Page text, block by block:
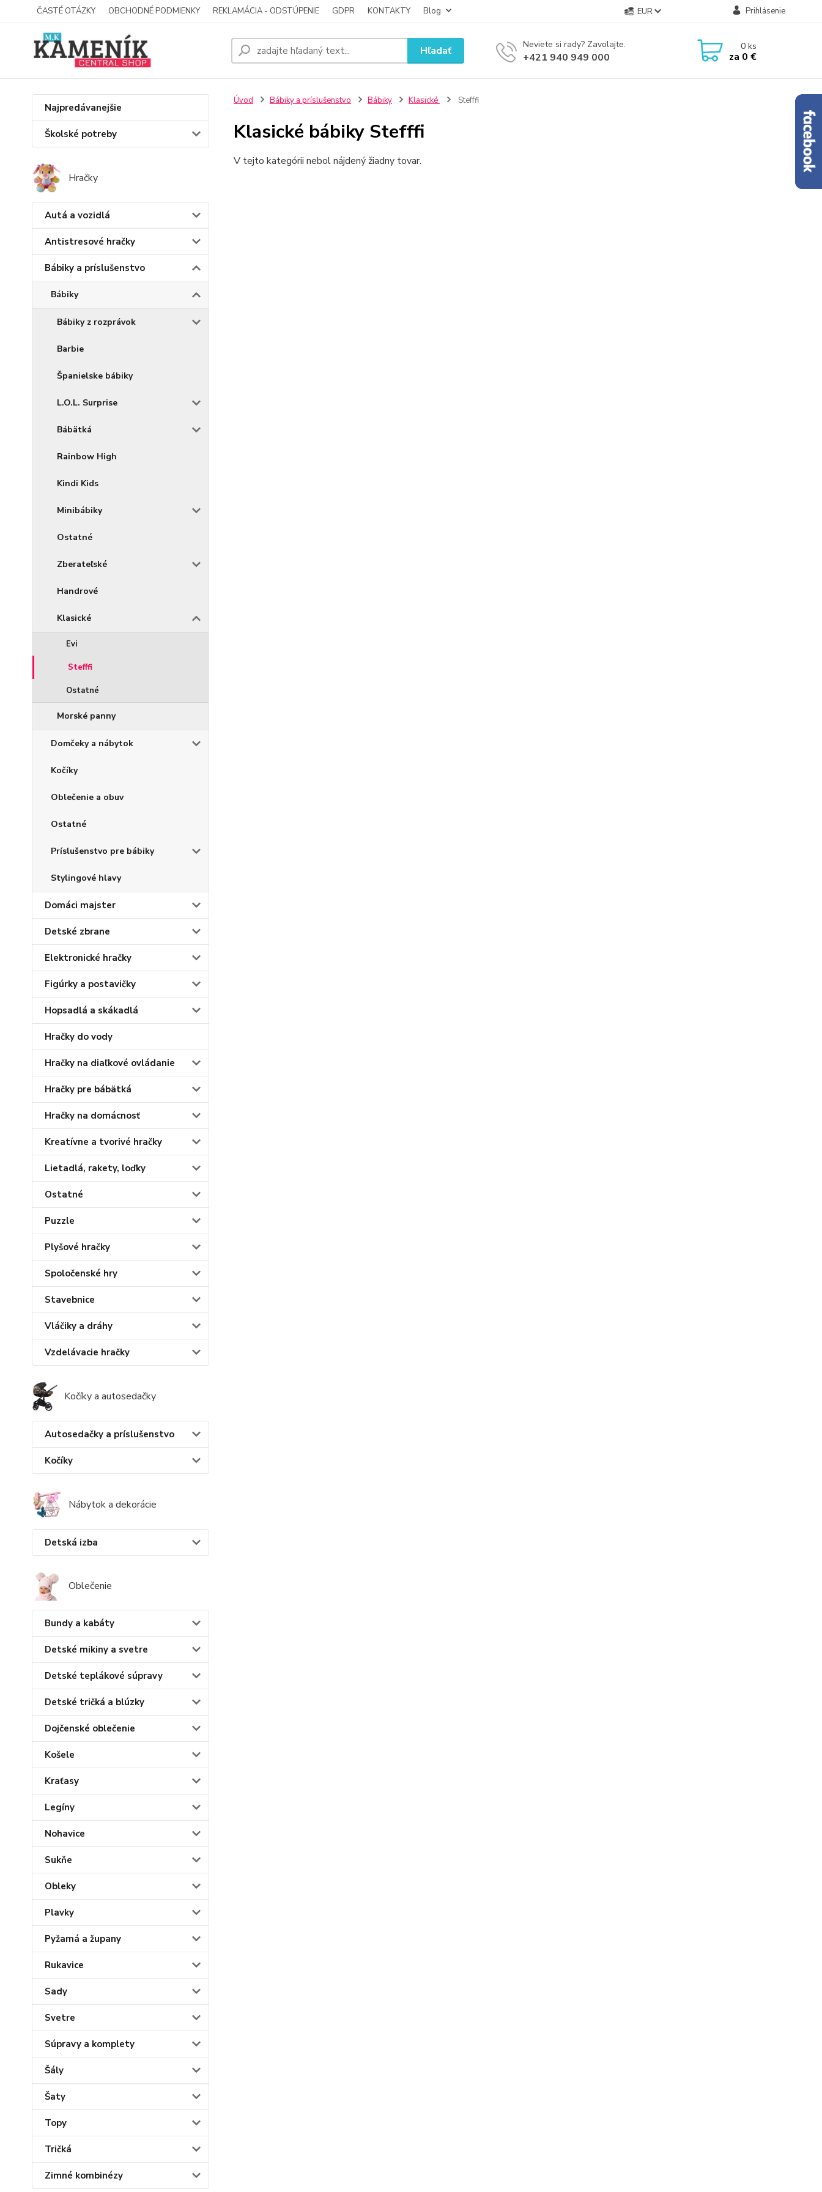
ČASTÉ OTÁZKY OBCHODNÉ PODMIENKY REKLAMÁCIA - ODSTÚPENIE GDPR KONTAKTY Blog EUR Prihlásenie
Hľadať Neviete si rady? Zavolajte.
+421 940 949 000
0ks
za 0 €
Najpredávanejšie
Školské potreby
Hračky
Autá a vozidlá
Antistresové hračky
Bábiky a príslušenstvo
Bábiky
Bábiky z rozprávok
Barbie
Španielske bábiky
L.O.L. Surprise
Bábätká
Rainbow High
Kindi Kids
Minibábiky
Ostatné
Zberateľské
Handrové
Klasické
Evi
Stefffi
Ostatné
Morské panny
Domčeky a nábytok
Kočíky
Oblečenie a obuv
Ostatné
Príslušenstvo pre bábiky
Stylingové hlavy
Domáci majster
Detské zbrane
Elektronické hračky
Figúrky a postavičky
Hopsadlá a skákadlá
Hračky do vody
Hračky na diaľkové ovládanie
Hračky pre bábätká
Hračky na domácnosť
Kreatívne a tvorivé hračky
Lietadlá, rakety, loďky
Ostatné
Puzzle
Plyšové hračky
Spoločenské hry
Stavebnice
Vláčiky a dráhy
Vzdelávacie hračky
Kočíky a autosedačky
Autosedačky a príslušenstvo
Kočíky
Nábytok a dekorácie
Detská izba
Oblečenie
Bundy a kabáty
Detské mikiny a svetre
Detské teplákové súpravy
Detské tričká a blúzky
Dojčenské oblečenie
Košele
Kraťasy
Legíny
Nohavice
Sukňe
Obleky
Plavky
Pyžamá a župany
Rukavice
Sady
Svetre
Súpravy a komplety
Šály
Šaty
Topy
Tričká
Zimné kombinézy
Úvod Bábiky a príslušenstvo Bábiky Klasické Stefffi
Klasické bábiky Stefffi
V tejto kategórii nebol nájdený žiadny tovar.